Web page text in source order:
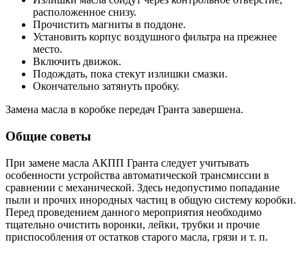
расположенное снизу.
Прочистить магниты в поддоне.
Установить корпус воздушного фильтра на прежнее
место.
Включить движок.
Подождать, пока стекут излишки смазки.
Окончательно затянуть пробку.
Замена масла в коробке передач Гранта завершена.
Общие советы
При замене масла АКПП Гранта следует учитывать
особенности устройства автоматической трансмиссии в
сравнении с механической. Здесь недопустимо попадание
пыли и прочих инородных частиц в общую систему коробки.
Перед проведением данного мероприятия необходимо
тщательно очистить воронки, лейки, трубки и прочие
приспособления от остатков старого масла, грязи и т. п.